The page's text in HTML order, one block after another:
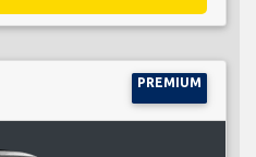
PREMIUM